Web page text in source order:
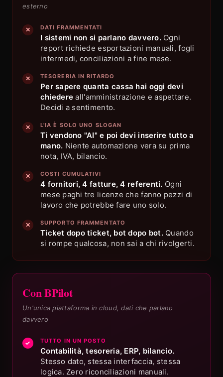
esterno
✕ DATI FRAMMENTATI
I sistemi non si parlano davvero.Ogni
report richiede esportazioni manuali, fogli
intermedi, conciliazioni a fine mese.
✕ TESORERIA IN RITARDO
Per sapere quanta cassa hai oggi devi
chiedere all'amministrazione e aspettare.
Decidi a sentimento.
✕ L'IA È SOLO UNO SLOGAN
Ti vendono "AI" e poi devi inserire tutto a
mano. Niente automazione vera su prima
nota, IVA, bilancio.
✕ COSTI CUMULATIVI
4 fornitori, 4 fatture, 4 referenti. Ogni
mese paghi tre licenze che fanno pezzi di
lavoro che potrebbe fare uno solo.
✕ SUPPORTO FRAMMENTATO
Ticket dopo ticket, bot dopo bot.Quando
si rompe qualcosa, non sai a chi rivolgerti.
Con BPilot
Un'unica piattaforma in cloud, dati che parlano
davvero
✓ TUTTO IN UN POSTO
Contabilità, tesoreria, ERP, bilancio.
Stesso dato, stessa interfaccia, stessa
logica. Zero riconciliazioni manuali.